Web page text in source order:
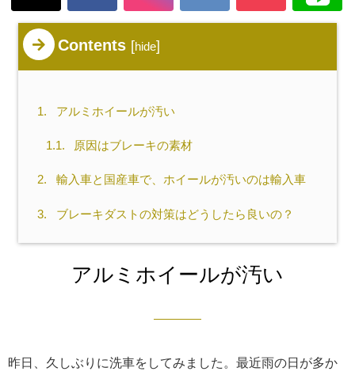
Contents [hide]
1. アルミホイールが汚い
1.1. 原因はブレーキの素材
2. 輸入車と国産車で、ホイールが汚いのは輸入車
3. ブレーキダストの対策はどうしたら良いの？
アルミホイールが汚い
昨日、久しぶりに洗車をしてみました。最近雨の日が多か